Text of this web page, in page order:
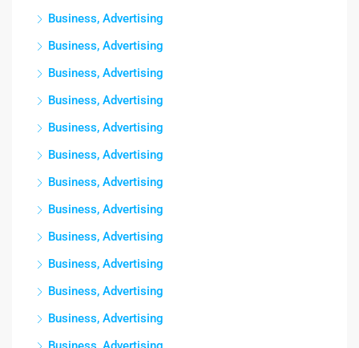
Business, Advertising
Business, Advertising
Business, Advertising
Business, Advertising
Business, Advertising
Business, Advertising
Business, Advertising
Business, Advertising
Business, Advertising
Business, Advertising
Business, Advertising
Business, Advertising